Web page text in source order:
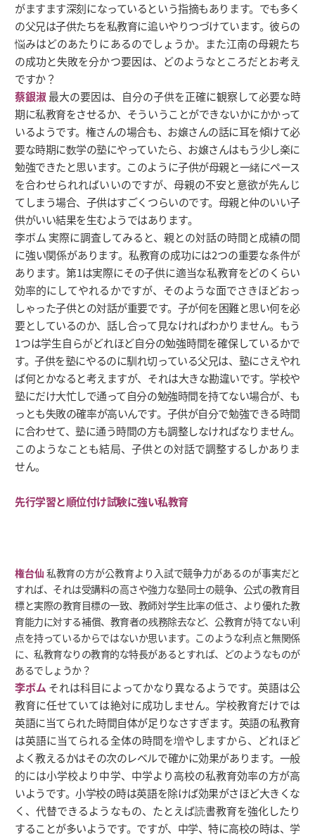
がますます深刻になっているという指摘もあります。でも多く
の父兄は子供たちを私教育に追いやりつづけています。彼らの
悩みはどのあたりにあるのでしょうか。また江南の母親たち
の成功と失敗を分かつ要因は、どのようなところだとお考え
ですか？
蔡銀淑 最大の要因は、自分の子供を正確に観察して必要な時
期に私教育をさせるか、そういうことができないかにかかって
いるようです。権さんの場合も、お嬢さんの話に耳を傾けて必
要な時期に数学の塾にやっていたら、お嬢さんはもう少し楽に
勉強できたと思います。このように子供が母親と一緒にペース
を合わせられればいいのですが、母親の不安と意欲が先んじ
てしまう場合、子供はすごくつらいのです。母親と仲のいい子
供がいい結果を生むようではあります。
李ボム 実際に調査してみると、親との対話の時間と成績の間
に強い関係があります。私教育の成功には2つの重要な条件が
あります。第1は実際にその子供に適当な私教育をどのくらい
効率的にしてやれるかですが、そのような面でさきほどおっ
しゃった子供との対話が重要です。子が何を困難と思い何を必
要としているのか、話し合って見なければわかりません。もう
1つは学生自らがどれほど自分の勉強時間を確保しているかで
す。子供を塾にやるのに馴れ切っている父兄は、塾にさえやれ
ば何とかなると考えますが、それは大きな勘違いです。学校や
塾にだけ大忙しで通って自分の勉強時間を持てない場合が、も
っとも失敗の確率が高いんです。子供が自分で勉強できる時間
に合わせて、塾に通う時間の方も調整しなければなりません。
このようなことも結局、子供との対話で調整するしかありま
せん。
先行学習と順位付け試験に強い私教育
権台仙 私教育の方が公教育より入試で競争力があるのが事実だと
すれば、それは受講料の高さや強力な塾同士の競争、公式の教育目
標と実際の教育目標の一致、教師対学生比率の低さ、より優れた教
育能力に対する補償、教育者の残務除去など、公教育が持てない利
点を持っているからではないか思います。このような利点と無関係
に、私教育なりの教育的な特長があるとすれば、どのようなものが
あるでしょうか？
李ボム それは科目によってかなり異なるようです。英語は公
教育に任せていては絶対に成功しません。学校教育だけでは
英語に当てられた時間自体が足りなさすぎます。英語の私教育
は英語に当てられる全体の時間を増やしますから、どれほど
よく教えるかはその次のレベルで確かに効果があります。一般
的には小学校より中学、中学より高校の私教育効率の方が高
いようです。小学校の時は英語を除けば効果がさほど大きくな
く、代替できるようなもの、たとえば読書教育を強化したり
することが多いようです。ですが、中学、特に高校の時は、学